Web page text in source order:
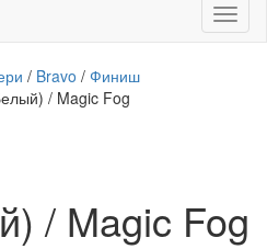
/ Bravo / Финиш
/ Magic Fog
/ Magic Fog